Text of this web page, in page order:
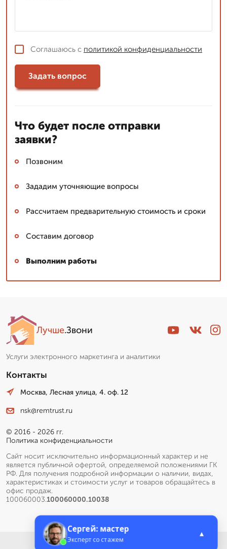
Соглашаюсь с политикой конфиденциальности
Задать вопрос
Что будет после отправки
заявки?
Позвоним
Зададим уточняющие вопросы
Рассчитаем предварительную стоимость и сроки
Составим договор
Выполним работы
Лучше.Звони
Услуги электронного маркетинга и аналитики
Контакты
Москва, Лесная улица, 4. оф. 12
nsk@remtrust.ru
© 2016 - 2026 гг.
Политика конфиденциальности
Сайт носит исключительно информационный характер и не
является публичной офертой, определяемой положениями ГК
РФ. Для получения подробной информации о наличии, видах,
характеристиках и стоимости услуг и товаров обращайтесь в
офис продаж.
100060003.100060000.10038
Меню
Сергей: мастер
Эксперт со стажем
▲